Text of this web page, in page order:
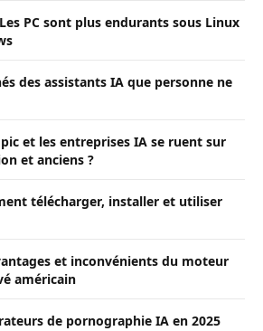
PC sont plus endurants sous Linux
des assistants IA que personne ne
et les entreprises IA se ruent sur
et anciens ?
télécharger, installer et utiliser
et inconvénients du moteur
américain
de pornographie IA en 2025